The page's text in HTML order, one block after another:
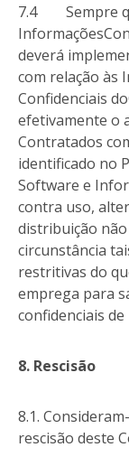
7.4 Sempre
deverá
com relação às
Confidenciais
efetivamente o
Contratados
identificado no
Software e
contra uso,
distribuição
circunstância
restritivas do
emprega para
confidenciais
8. Rescisão
8.1.
rescisão deste